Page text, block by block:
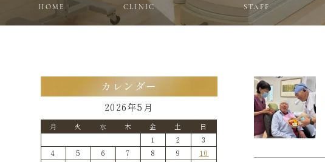
HOME CLINIC STAFF
カレンダー
2026年5月
月 火 水 木 金 土
日
1
2
3
4
5 6 7 8 9
10